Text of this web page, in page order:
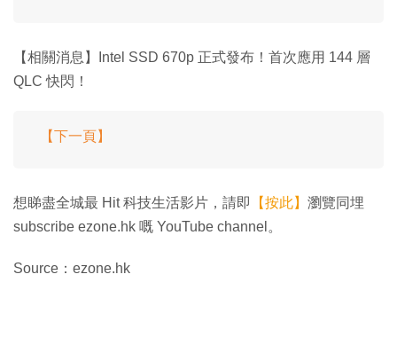
【相關消息】Intel SSD 670p 正式發布！首次應用 144 層
QLC 快閃！
【下一頁】
想睇盡全城最 Hit 科技生活影片，請即 【按此】 瀏覽同埋
subscribe ezone.hk 嘅 YouTube channel。
Source：ezone.hk